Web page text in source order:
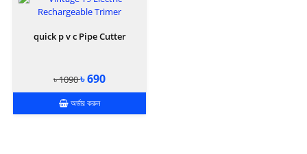
quick p v c Pipe Cutter
৳ 1090৳ 690
অর্ডার করুন